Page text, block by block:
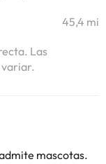
45,4 mi
Las
mascotas.